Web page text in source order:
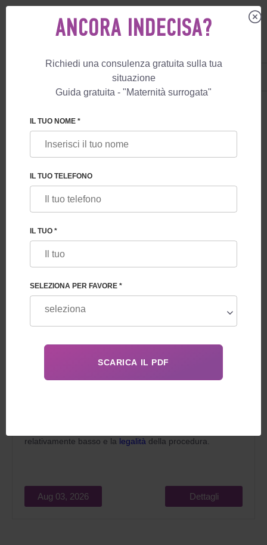
BLOG
QUALI GARANZIE OFFRONO AI FUTURI
SURROGATA IN GEORGIA
relativamente basso e la legalità della procedura.
Aug 03, 2026 Dettagli
ANCORA INDECISA?
Richiedi una consulenza gratuita sulla tua
situazione
Guida gratuita - "Maternità surrogata"
IL TUO NOME *
IL TUO TELEFONO
IL TUO *
SELEZIONA PER FAVORE *